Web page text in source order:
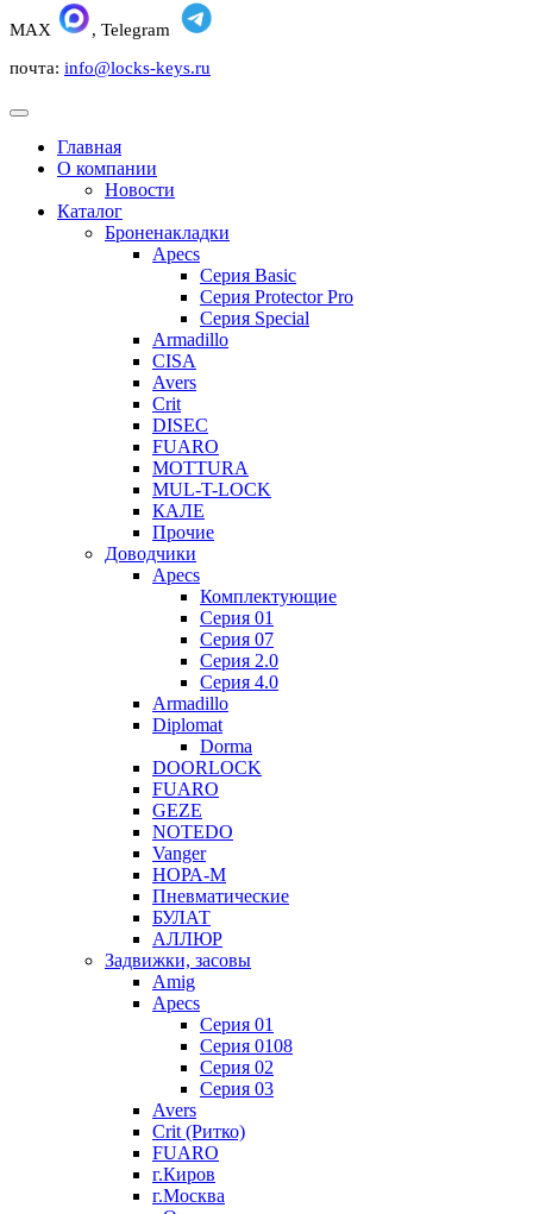
MAX
, Telegram
почта: info@locks-keys.ru
Главная
О компании
Новости
Каталог
Броненакладки
Apecs
Серия Basic
Серия Protector Pro
Серия Special
Armadillo
CISA
Avers
Crit
DISEC
FUARO
MOTTURA
MUL-T-LOCK
КАЛЕ
Прочие
Доводчики
Apecs
Комплектующие
Серия 01
Серия 07
Серия 2.0
Серия 4.0
Armadillo
Diplomat
Dorma
DOORLOCK
FUARO
GEZE
NOTEDO
Vanger
НОРА-М
Пневматические
БУЛАТ
АЛЛЮР
Задвижки, засовы
Amig
Apecs
Серия 01
Серия 0108
Серия 02
Серия 03
Avers
Crit (Ритко)
FUARO
г.Киров
г.Москва